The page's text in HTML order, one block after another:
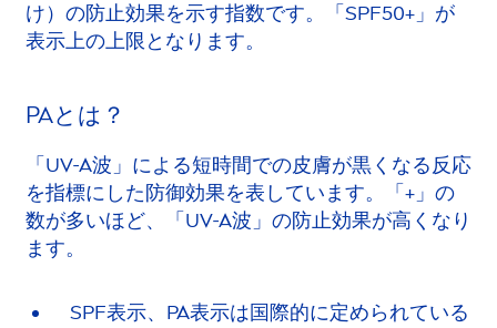
け）の防止効果を示す指数です。「SPF50+」が
表示上の上限となります。
PAとは？
「UV-A波」による短時間での皮膚が黒くなる反応
を指標にした防御効果を表しています。「+」の
数が多いほど、「UV-A波」の防止効果が高くなり
ます。
SPF表示、PA表示は国際的に定められている